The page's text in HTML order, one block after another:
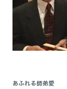
あふれる師弟愛